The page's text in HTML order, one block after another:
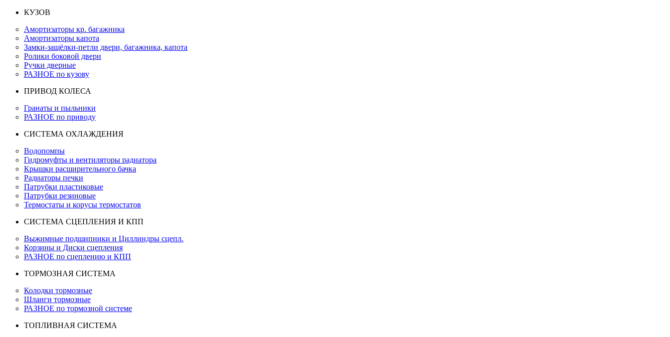
КУЗОВ
Амортизаторы кр. багажника
Амортизаторы капота
Замки-защёлки-петли двери, багажника, капота
Ролики боковой двери
Ручки дверные
РАЗНОЕ по кузову
ПРИВОД КОЛЕСА
Гранаты и пыльники
РАЗНОЕ по приводу
СИСТЕМА ОХЛАЖДЕНИЯ
Водопомпы
Гидромуфты и вентиляторы радиатора
Крышки расширительного бачка
Радиаторы печки
Патрубки пластиковые
Патрубки резиновые
Термостаты и корусы термостатов
СИСТЕМА СЦЕПЛЕНИЯ И КПП
Выжимные подшипники и Циллиндры сцепл.
Корзины и Диски сцепления
РАЗНОЕ по сцеплению и КПП
ТОРМОЗНАЯ СИСТЕМА
Колодки тормозные
Шланги тормозные
РАЗНОЕ по тормозной системе
ТОПЛИВНАЯ СИСТЕМА